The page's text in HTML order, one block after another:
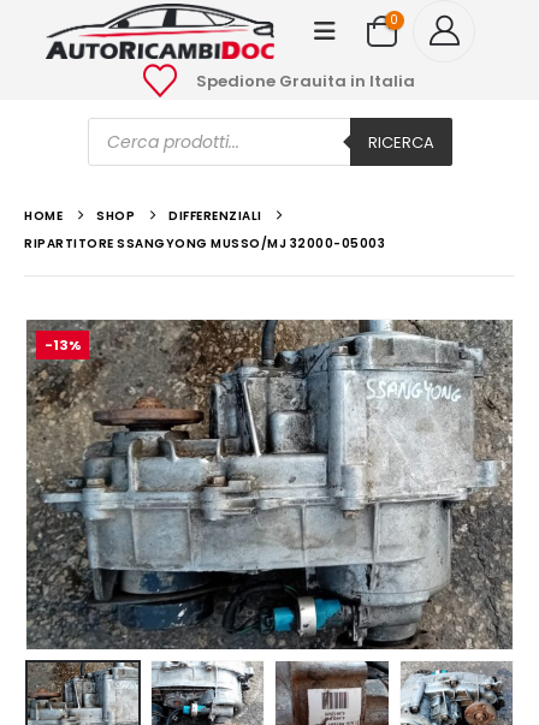
0
Spedione Grauita in Italia
Ricerca
prodotti RICERCA
HOME SHOP
DIFFERENZIALI
RIPARTITORE SSANGYONG MUSSO/MJ 32000-05003
-13%